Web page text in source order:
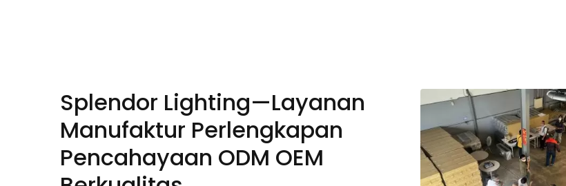
Splendor Lighting—Layanan
Manufaktur Perlengkapan
Pencahayaan ODM OEM